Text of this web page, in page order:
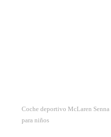
Coche deportivo McLaren
para niños